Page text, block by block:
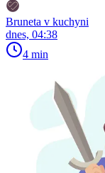
Bruneta v kuchyni
dnes, 04:38
4 min